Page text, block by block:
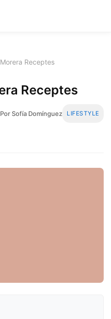
Receptes
Receptes
Por Sofía Domínguez LIFESTYLE